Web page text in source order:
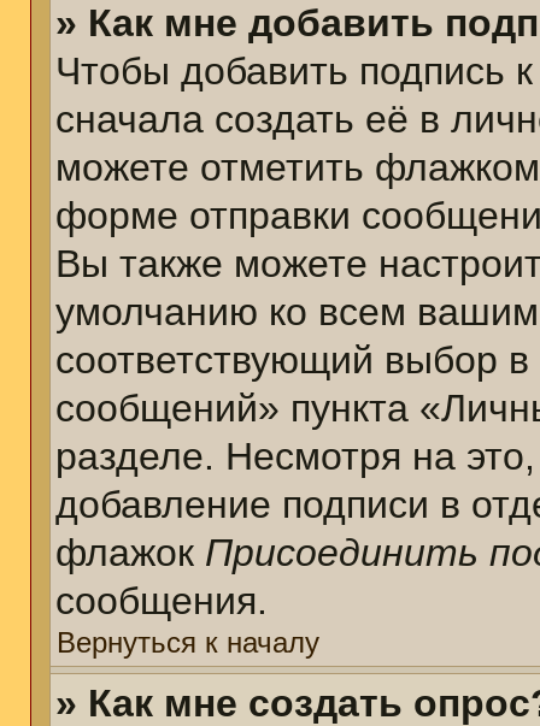
» Как мне добавить
Чтобы добавить
сначала создать её в
можете отметить
форме отправки
Вы также можете
умолчанию ко всем
соответствующий выбор
сообщений» пункта
разделе. Несмотря на
добавление подписи в
флажок Присоединить
сообщения.
Вернуться к началу
» Как мне создать